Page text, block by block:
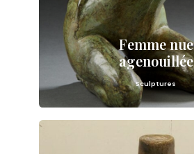
Femme nue
agenouillée
Sculptures